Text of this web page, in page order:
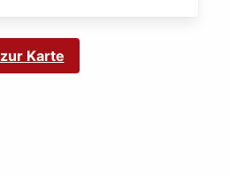
zur Karte